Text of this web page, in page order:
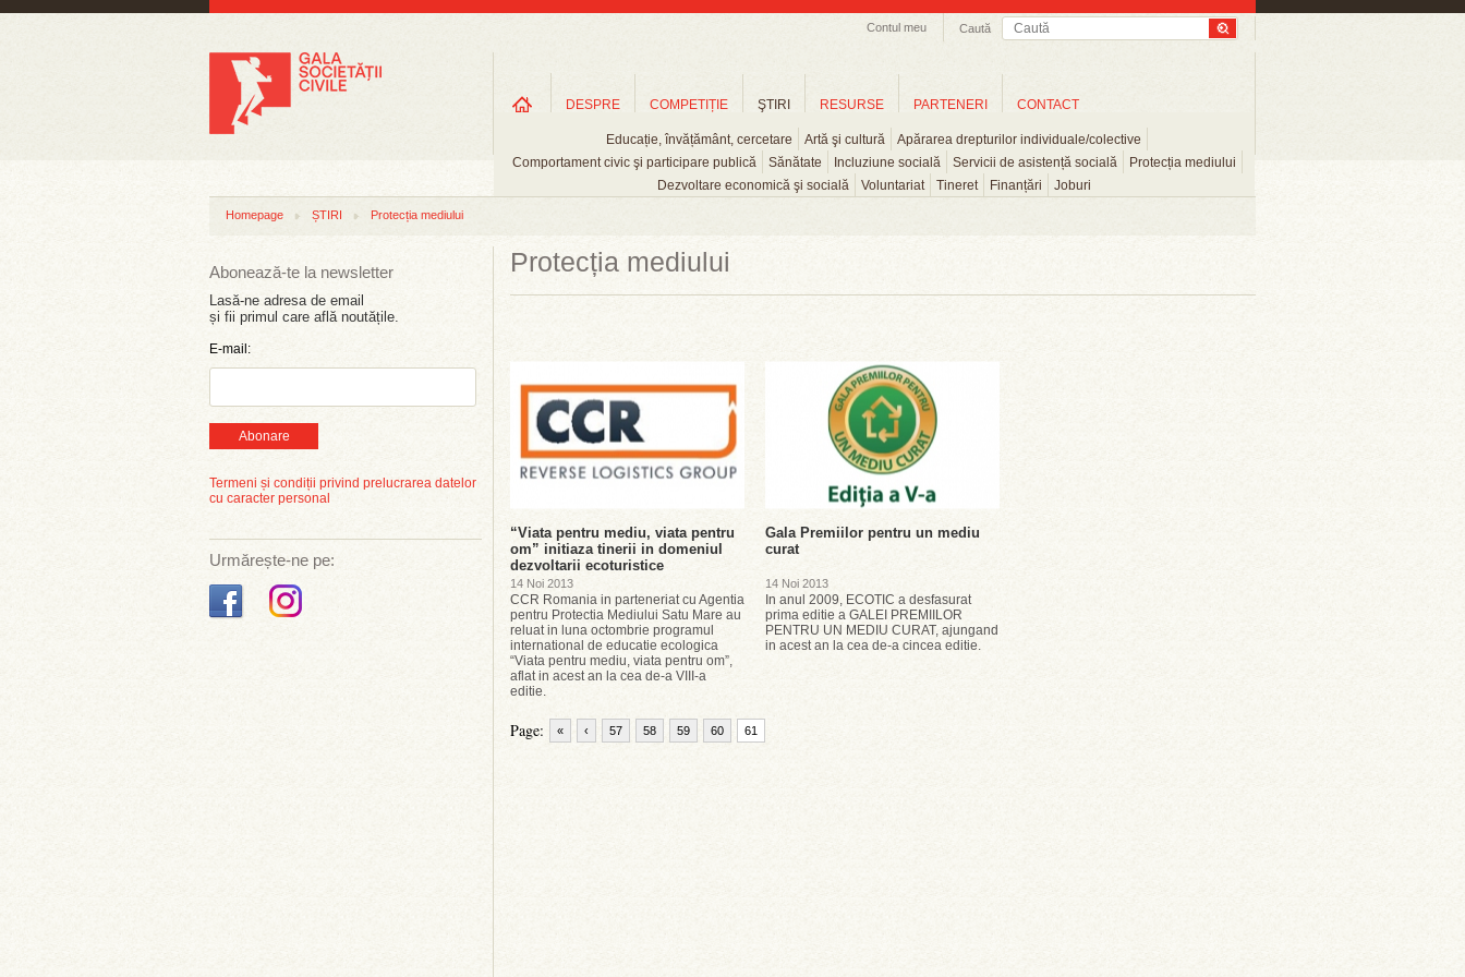
Caută
Contul meu
DESPRE COMPETIȚIE ŞTIRI
Educație, învățământ, cercetare Artă şi cultură
Apărarea drepturilor individuale/colective
Comportament civic şi participare publică
Sănătate Incluziune socială Servicii de asistență socială
Protecția mediului
Dezvoltare economică şi socială
Voluntariat Tineret Finanțări Joburi
RESURSE PARTENERI CONTACT
Homepage ȘTIRI Protecția mediului
Abonează-te la newsletter
Lasă-ne adresa de email
și fii primul care află noutățile.
E-mail:
Abonare
Termeni și condiții privind prelucrarea datelor
cu caracter personal
Urmărește-ne pe:
Protecția mediului
“Viata pentru mediu, viata pentru
om” initiaza tinerii in domeniul
dezvoltarii ecoturistice
14 Noi 2013
CCR Romania in parteneriat cu Agentia
pentru Protectia Mediului Satu Mare au
reluat in luna octombrie programul
international de educatie ecologica
“Viata pentru mediu, viata pentru om”,
aflat in acest an la cea de-a VIII-a
editie.
Gala Premiilor pentru un mediu
curat
14 Noi 2013
In anul 2009, ECOTIC a desfasurat
prima editie a GALEI PREMIILOR
PENTRU UN MEDIU CURAT, ajungand
in acest an la cea de-a cincea editie.
Page: « ‹ 57 58 59 60 61